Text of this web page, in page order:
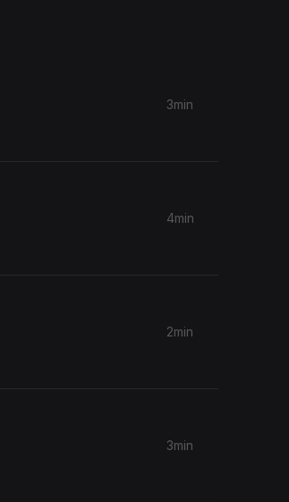
3min
4min
2min
3min